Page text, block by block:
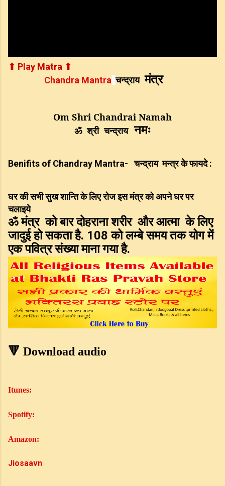
⬆ Play Matra ⬆
Chandra Mantra चन्द्राय मंत्र
Om Shri Chandrai Namah
ॐ श्रीचन्द्रायनमः
Benifits of Chandray Mantra-
  चन्द्राय  मन्त्र
के फायदे :
घर की सभी सुख शान्ति के लिए रोज इस मंत्र को अपने घर पर
चलाइये
ॐ मंत्र को बार दोहराना शरीर और आत्मा के लिए
जादुई हो सकता है. 108 को लम्बे समय तक योग में
एक पवित्र संख्या माना गया है.
🔻 Download audio
Itunes:
Spotify:
Amazon:
Jiosaavn